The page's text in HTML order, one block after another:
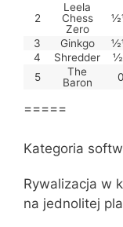
2
Leela
Chess
Zero
3
Ginkgo
4
Shredder
5
The
Baron
0
=====
Kategoria
Rywalizacja w
na jednolitej